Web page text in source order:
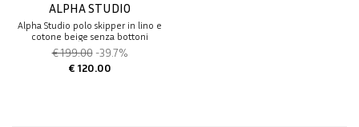
ALPHA STUDIO
Alpha Studio polo skipper in lino e
cotone beige senza bottoni
€ 199.00 -39.7%
€ 120.00